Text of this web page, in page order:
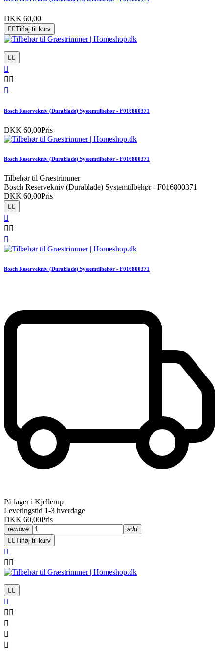
DKK 60,00
 Tilføj til kurv
 

 

Bosch Reservekniv (Durablade) Systemtilbehør - F016800371
DKK 60,00Pris
Bosch Reservekniv (Durablade) Systemtilbehør - F016800371
Tilbehør til Græstrimmer
Bosch Reservekniv (Durablade) Systemtilbehør - F016800371
DKK 60,00Pris
 

 

Bosch Reservekniv (Durablade) Systemtilbehør - F016800371
På lager i Kjellerup
Leveringstid 1-3 hverdage
DKK 60,00Pris
remove
add
 Tilføj til kurv

 
 

 


